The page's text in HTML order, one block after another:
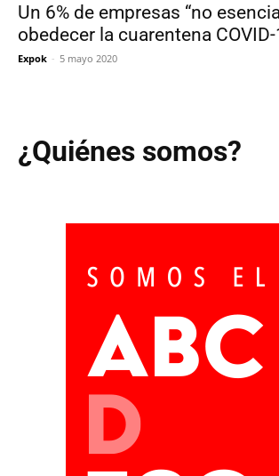
Un 6% de empresas “no
obedecer la cuarentena
Expok - 5 mayo 2020
¿Quiénes somos?